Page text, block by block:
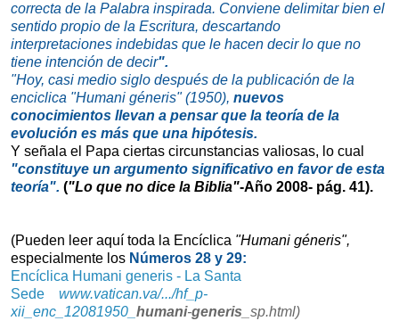
correcta de la Palabra inspirada. Conviene delimitar bien el
sentido propio de la Escritura, descartando
interpretaciones indebidas que le hacen decir lo que no
tiene intención de decir".
"Hoy, casi medio siglo después de la publicación de la
enciclica "Humani géneris" (1950), nuevos
conocimientos llevan a pensar que la teoría de la
evolución es más que una hipótesis.
Y señala el Papa ciertas circunstancias valiosas, lo cual
"constituye un argumento significativo en favor de esta
teoría". ("Lo que no dice la Biblia"-Año 2008- pág. 41).
(Pueden leer aquí toda la Encíclica "Humani géneris",
especialmente los Números 28 y 29:
Encíclica Humani generis - La Santa
Sede
www.vatican.va/.../hf_p-
xii_enc_12081950_ humani-generis _sp.html)